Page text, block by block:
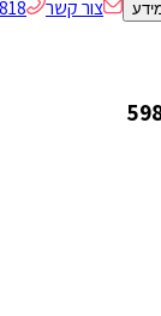
צור קשר